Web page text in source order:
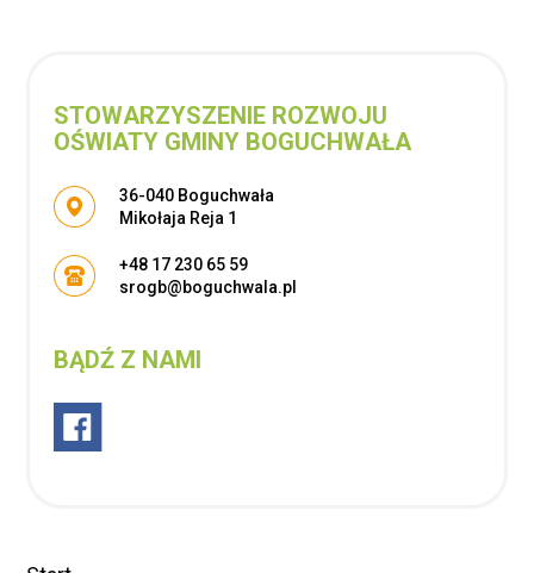
STOWARZYSZENIE ROZWOJU
OŚWIATY GMINY BOGUCHWAŁA
Adres pocztowy:
36-040 Boguchwała
Mikołaja Reja 1
+48 17 230 65 59
srogb@boguchwala.pl
BĄDŹ Z NAMI